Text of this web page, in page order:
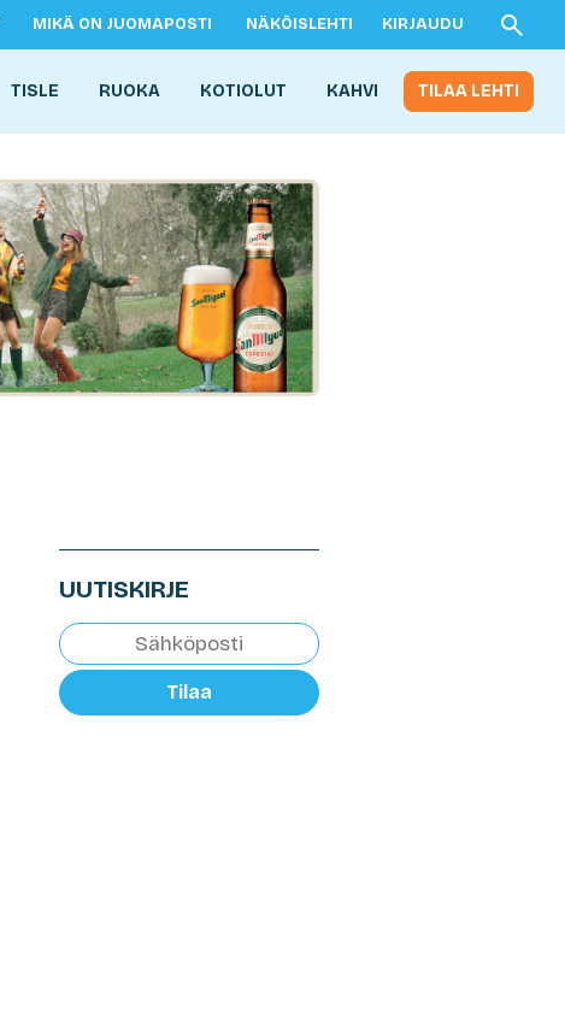
MIKÄ ON JUOMAPOSTI NÄKÖISLEHTI KIRJAUDU
TISLE RUOKA KOTIOLUT KAHVI TILAA LEHTI
UUTISKIRJE
Tilaa